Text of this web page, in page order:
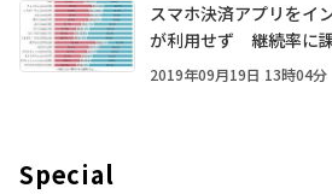
スマホ決済アプリをイ
が利用せず 継続率に
2019年09月19日 13時04分
Special